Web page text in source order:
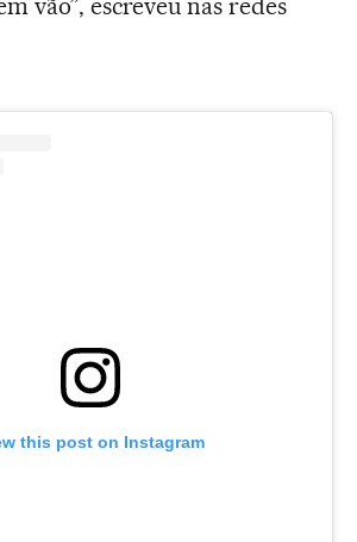
this post on Instagram